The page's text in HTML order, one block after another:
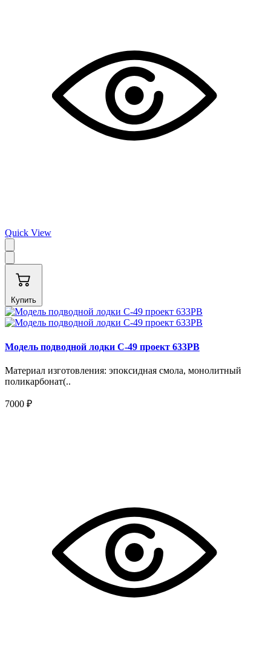
Quick View
Купить
Модель подводной лодки С-49 проект 633РВ
Материал изготовления: эпоксидная смола, монолитный
поликарбонат(..
7000 ₽